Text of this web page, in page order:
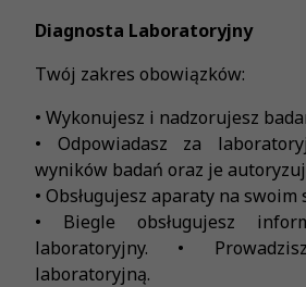
Diagnosta Laboratoryjny
Twój zakres obowiązków:
• Wykonujesz i nadzorujesz
• Odpowiadasz za
wyników badań oraz je
• Obsługujesz aparaty na
• Biegle obsługujesz
laboratoryjny. •
laboratoryjną.